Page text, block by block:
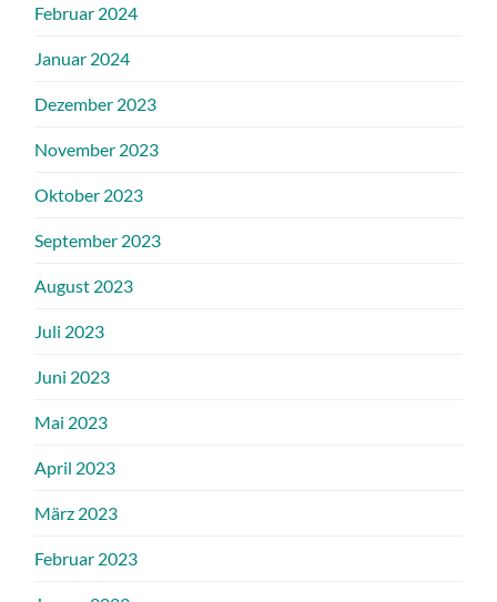
Februar 2024
Januar 2024
Dezember 2023
November 2023
Oktober 2023
September 2023
August 2023
Juli 2023
Juni 2023
Mai 2023
April 2023
März 2023
Februar 2023